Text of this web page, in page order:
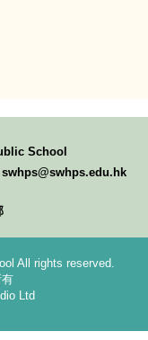
School
swhps@swhps.edu.hk
All rights reserved.
Ltd